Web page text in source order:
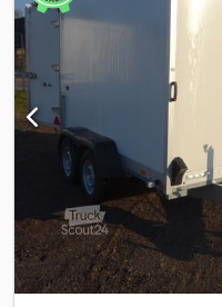
típus: TRIUS SHDK .2 Zink-
hidraulikus billentés
3,01 m x 1,83 m. 3.500 kg,
szivattyú, alumínium borítás,
értékesítés jogát